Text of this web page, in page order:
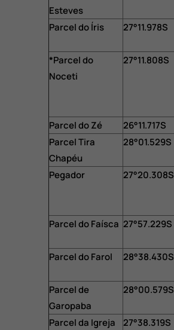
Esteves
Parcel do Íris 27°11.978S
*Parcel do
Noceti
27°11.808S
Parcel do Zé 26°11.717S
Parcel Tira
Chapéu
28°01.529S
Pegador 27°20.308S
Parcel do Faísca 27°57.229S
Parcel do Farol 28°38.430S
Parcel de
Garopaba
28°00.579S
Parcel da Igreja 27°38.319S